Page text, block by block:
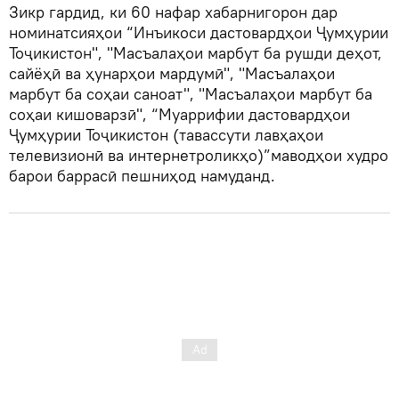
Зикр гардид, ки 60 нафар хабарнигорон дар
номинатсияҳои “Инъикоси дастовардҳои Ҷумҳурии
Тоҷикистон", "Масъалаҳои марбут ба рушди деҳот,
сайёҳӣ ва ҳунарҳои мардумӣ", "Масъалаҳои
марбут ба соҳаи саноат", "Масъалаҳои марбут ба
соҳаи кишоварзӣ", “Муаррифии дастовардҳои
Ҷумҳурии Тоҷикистон (тавассути лавҳаҳои
телевизионӣ ва интернетроликҳо)”маводҳои худро
барои баррасӣ пешниҳод намуданд.